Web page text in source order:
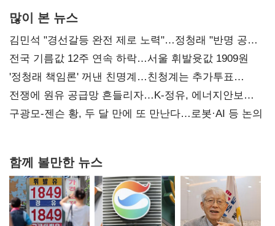
많이 본 뉴스
김민석 "경선갈등 완전 제로 노력"…정청래 "반명 공세
사과부터"
전국 기름값 12주 연속 하락…서울 휘발윳값 1909원
'정청래 책임론' 꺼낸 친명계…친청계는 추가투표
때리기
전쟁에 원유 공급망 흔들리자…K-정유, 에너지안보
핵심으로 재부상
구광모-젠슨 황, 두 달 만에 또 만난다…로봇·AI 등 논의
함께 볼만한 뉴스